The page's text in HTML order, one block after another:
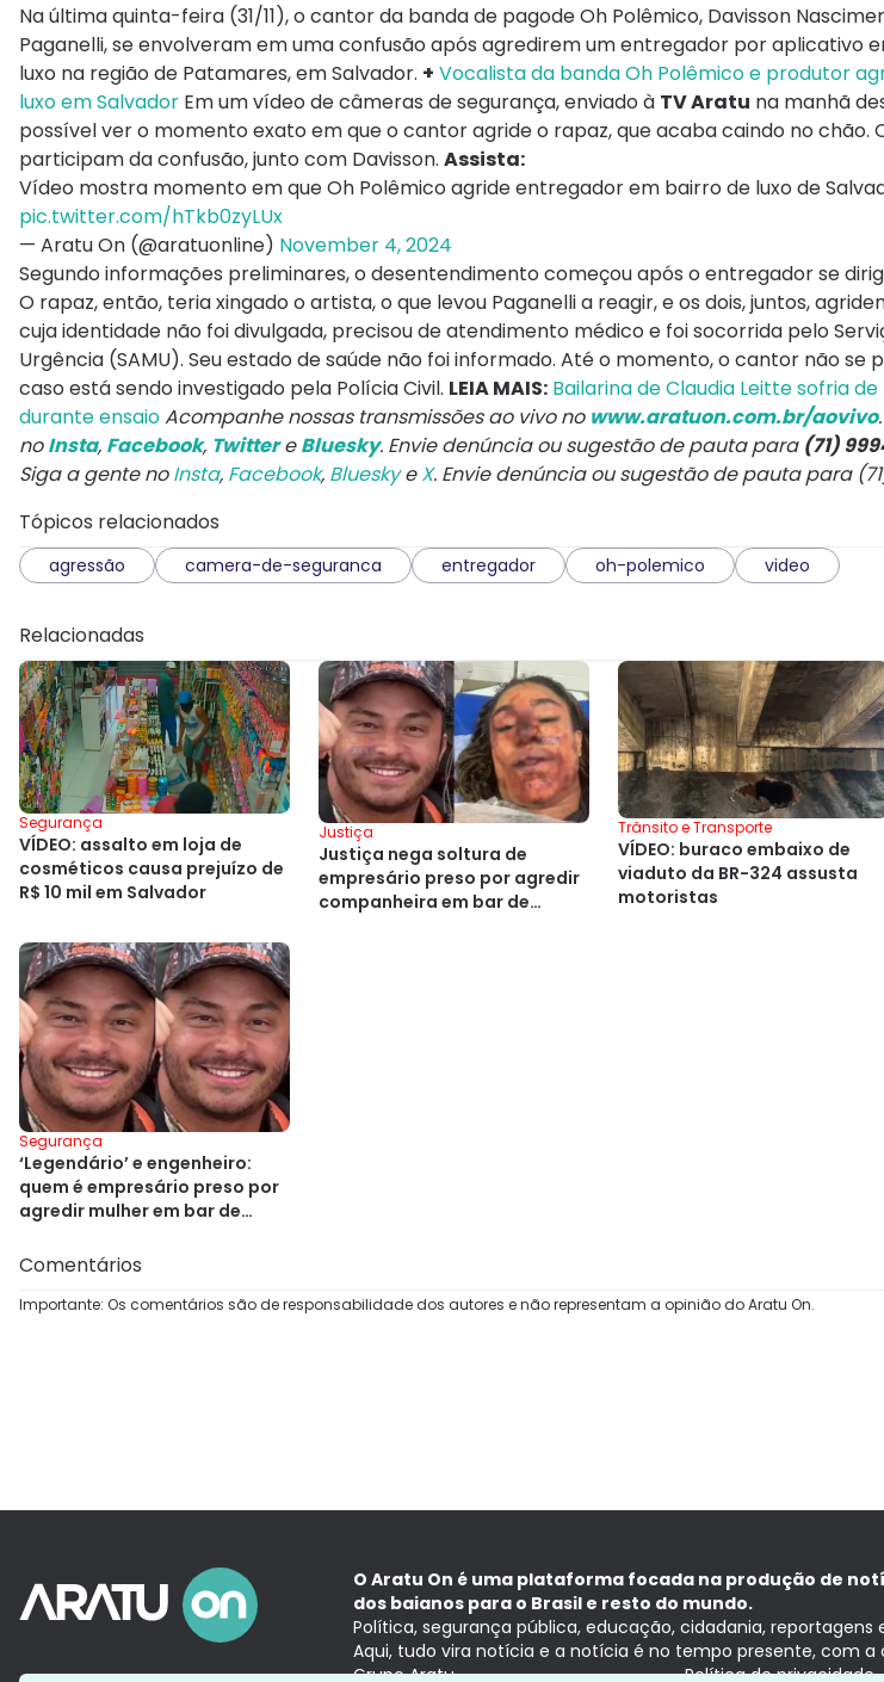
Na última quinta-feira (31/11), o cantor da banda de pagode Oh Polêmico, Davisson
Paganelli, se envolveram em uma confusão após agredirem um entregador por aplicativo
luxo na região de Patamares, em Salvador. + Vocalista da banda Oh Polêmico e produtor
luxo em Salvador Em um vídeo de câmeras de segurança, enviado à TV Aratu na manhã
possível ver o momento exato em que o cantor agride o rapaz, que acaba caindo no chão.
participam da confusão, junto com Davisson. Assista:
Vídeo mostra momento em que Oh Polêmico agride entregador em bairro de luxo de
pic.twitter.com/hTkb0zyLUx
— Aratu On (@aratuonline) November 4, 2024
Segundo informações preliminares, o desentendimento começou após o entregador se
O rapaz, então, teria xingado o artista, o que levou Paganelli a reagir, e os dois, juntos,
cuja identidade não foi divulgada, precisou de atendimento médico e foi socorrida pelo
Urgência (SAMU). Seu estado de saúde não foi informado. Até o momento, o cantor não se
caso está sendo investigado pela Polícia Civil. LEIA MAIS: Bailarina de Claudia Leitte sofria
durante ensaioAcompanhe nossas transmissões ao vivo no www.aratuon.com.br/aovivo
noInsta, Facebook, TwittereBluesky. Envie denúncia ou sugestão de pauta para (71)
Siga a gente noInsta, Facebook, BlueskyeX. Envie denúncia ou sugestão de pauta para
Tópicos relacionados
agressão camera-de-seguranca entregador oh-polemico video
Relacionadas
Segurança
VÍDEO: assalto em loja de
cosméticos causa prejuízo de
R$ 10 mil em Salvador
Justiça
Justiça nega soltura de
empresário preso por agredir
companheira em bar de
Trânsito e Transporte
VÍDEO: buraco embaixo de
viaduto da BR-324 assusta
motoristas
Segurança
‘Legendário’ e engenheiro:
quem é empresário preso por
agredir mulher em bar de
Comentários
Importante: Os comentários são de responsabilidade dos autores e não representam a opinião do Aratu On.
O Aratu On é uma plataforma focada na produção de
dos baianos para o Brasil e resto do mundo.
Política, segurança pública, educação, cidadania,
Aqui, tudo vira notícia e a notícia é no tempo presente, com a
Grupo Aratu
Política de privacidade